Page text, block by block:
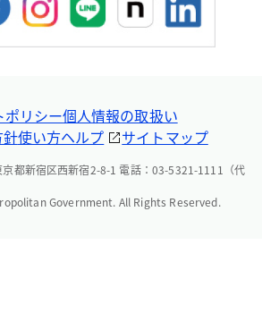
ポリシー個人情報の取扱い
使い方ヘルプ サイトマップ
都新宿区西新宿2-8-1 電話：03-5321-1111（代
Government. All Rights Reserved.